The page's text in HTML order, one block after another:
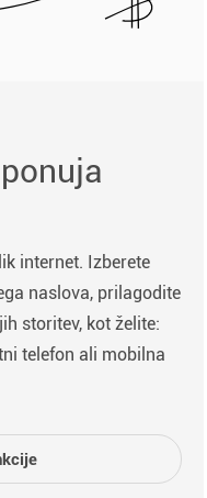
internet. Izberete
naslova, prilagodite
storitev, kot želite:
telefon ali mobilna